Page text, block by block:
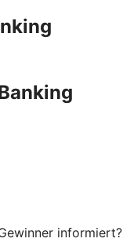
informiert?